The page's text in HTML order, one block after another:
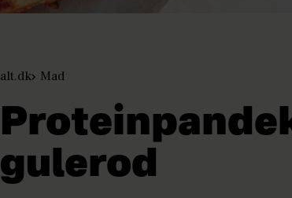
alt.dk Mad
gulerod